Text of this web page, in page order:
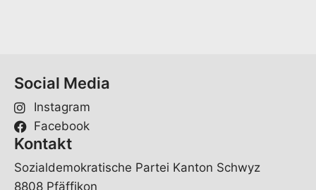
Social Media
Instagram
Facebook
Kontakt
Sozialdemokratische Partei Kanton Schwyz
8808 Pfäffikon